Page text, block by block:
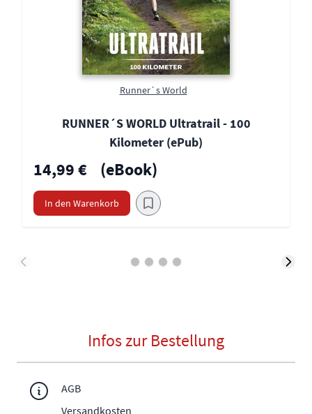
Runner`s World
RUNNER´S WORLD Ultratrail - 100
Kilometer (ePub)
14,99 € (eBook)
In den Warenkorb
Infos zur Bestellung
AGB
Versandkosten